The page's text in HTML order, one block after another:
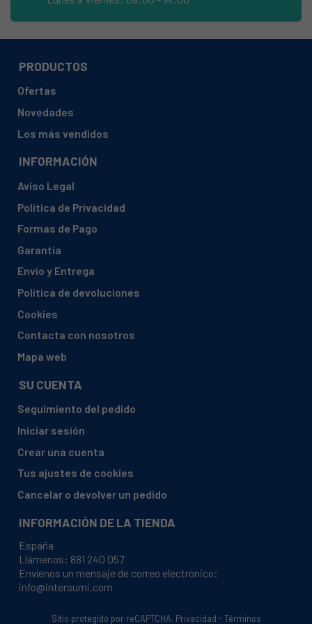
ASPES, AC2002NF904020011
ASPES, AC2002NFX904020012
ASPES, AFC1852NF904020004
ASPES, AFC1852NFX904020003
ASPES, AFC185NFX904022962
ASPES, FA-265
ASPES, FA-265 P
ASPES, FA-285
ASPES, FA-285P
ASPES, FAC495
ASPES, IFAC485
EDESA, C340
EDESA, 904272576C337
PRODUCTOS
Ofertas
Novedades
Los más vendidos
INFORMACIÓN
Aviso Legal
Política de Privacidad
Formas de Pago
Garantía
Envío y Entrega
Política de devoluciones
Cookies
Contacta con nosotros
Mapa web
SU CUENTA
Seguimiento del pedido
Iniciar sesión
Crear una cuenta
Tus ajustes de cookies
Cancelar o devolver un pedido
INFORMACIÓN DE LA TIENDA
España
Llámenos: 881 240 057
Envíenos un mensaje de correo electrónico:
info@intersumi.com
Sitio protegido por reCAPTCHA. Privacidad -Términos